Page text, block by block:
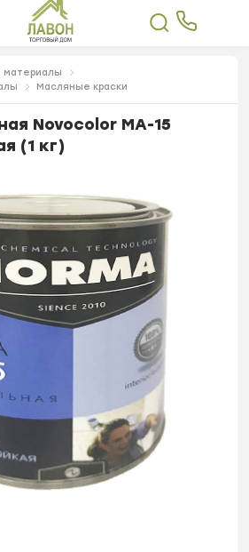
материалы
Масляные краски
Novocolor МА-15
(1 кг)